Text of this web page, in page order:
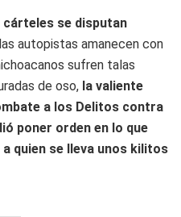
se disputan
autopistas amanecen con
sufren talas
de oso, la valiente
a los Delitos contra
poner orden en lo que
quien se lleva unos kilitos